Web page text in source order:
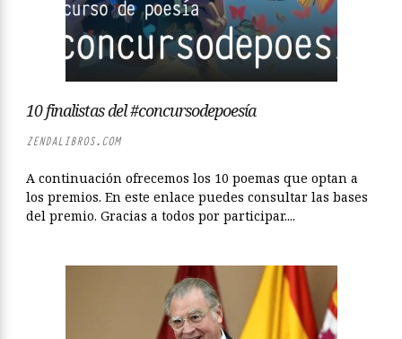
10 finalistas del #concursodepoesía
ZENDALIBROS.COM
A continuación ofrecemos los 10 poemas que optan a
los premios. En este enlace puedes consultar las bases
del premio. Gracias a todos por participar....